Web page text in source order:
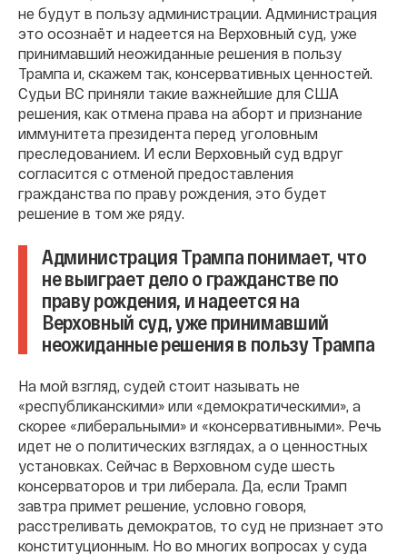
не будут в пользу администрации. Администрация
это осознаёт и надеется на Верховный суд, уже
принимавший неожиданные решения в пользу
Трампа и, скажем так, консервативных ценностей.
Судьи ВС приняли такие важнейшие для США
решения, как отмена права на аборт и признание
иммунитета президента перед уголовным
преследованием. И если Верховный суд вдруг
согласится с отменой предоставления
гражданства по праву рождения, это будет
решение в том же ряду.
Администрация Трампа понимает, что
не выиграет дело о гражданстве по
праву рождения, и надеется на
Верховный суд, уже принимавший
неожиданные решения в пользу Трампа
На мой взгляд, судей стоит называть не
«республиканскими» или «демократическими», а
скорее «либеральными» и «консервативными». Речь
идет не о политических взглядах, а о ценностных
установках. Сейчас в Верховном суде шесть
консерваторов и три либерала. Да, если Трамп
завтра примет решение, условно говоря,
расстреливать демократов, то суд не признает это
конституционным. Но во многих вопросах у суда